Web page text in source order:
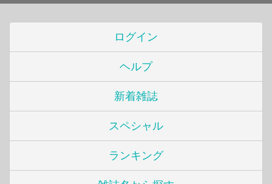
ログイン
ヘルプ
新着雑誌
スペシャル
ランキング